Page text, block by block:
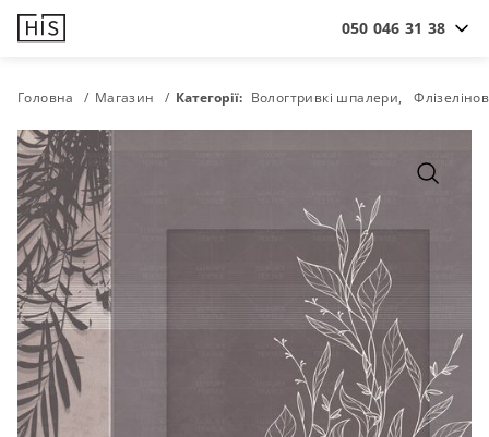
050 046 31 38
Головна Магазин Категорії: Вологтривкі шпалери